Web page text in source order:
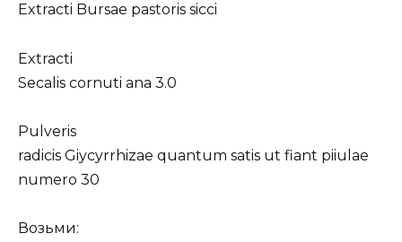
Extracti Bursae pastoris sicci
Extracti
Secalis cornuti ana 3.0
Pulveris
radicis Giycyrrhizae quantum satis ut fiant piiulae
numero 30
Возьми: